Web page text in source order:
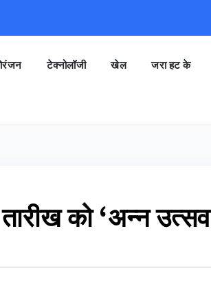
टेक्नोलॉजी खेल जरा हट के
को ‘अन्न उत्सव